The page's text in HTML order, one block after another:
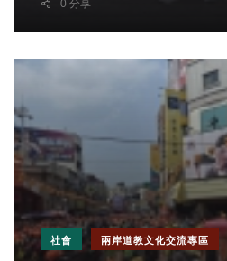
0 分享
社會 兩岸道教文化交流專區